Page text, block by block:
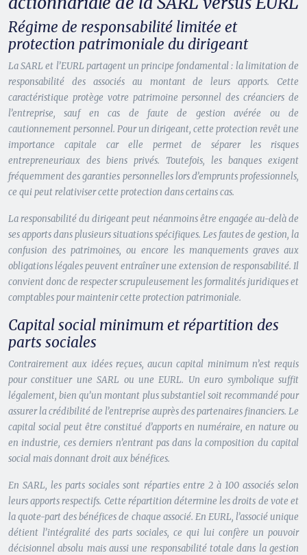
Régime de responsabilité limitée et
protection patrimoniale du dirigeant
La SARL et l’EURL partagent un principe fondamental : la limitation de
responsabilité des associés au montant de leurs apports. Cette
caractéristique protège votre patrimoine personnel des créanciers de
l’entreprise, sauf en cas de faute de gestion avérée ou de
cautionnement personnel. Pour un dirigeant, cette protection revêt une
importance capitale car elle permet de séparer les risques
entrepreneuriaux des biens privés. Toutefois, les banques exigent
fréquemment des garanties personnelles lors d’emprunts professionnels,
ce qui peut relativiser cette protection dans certains cas.
La responsabilité du dirigeant peut néanmoins être engagée au-delà de
ses apports dans plusieurs situations spécifiques. Les fautes de gestion, la
confusion des patrimoines, ou encore les manquements graves aux
obligations légales peuvent entraîner une extension de responsabilité. Il
convient donc de respecter scrupuleusement les formalités juridiques et
comptables pour maintenir cette protection patrimoniale.
Capital social minimum et répartition des
parts sociales
Contrairement aux idées reçues, aucun capital minimum n’est requis
pour constituer une SARL ou une EURL. Un euro symbolique suffit
légalement, bien qu’un montant plus substantiel soit recommandé pour
assurer la crédibilité de l’entreprise auprès des partenaires financiers. Le
capital social peut être constitué d’apports en numéraire, en nature ou
en industrie, ces derniers n’entrant pas dans la composition du capital
social mais donnant droit aux bénéfices.
En SARL, les parts sociales sont réparties entre 2 à 100 associés selon
leurs apports respectifs. Cette répartition détermine les droits de vote et
la quote-part des bénéfices de chaque associé. En EURL, l’associé unique
détient l’intégralité des parts sociales, ce qui lui confère un pouvoir
décisionnel absolu mais aussi une responsabilité totale dans la gestion